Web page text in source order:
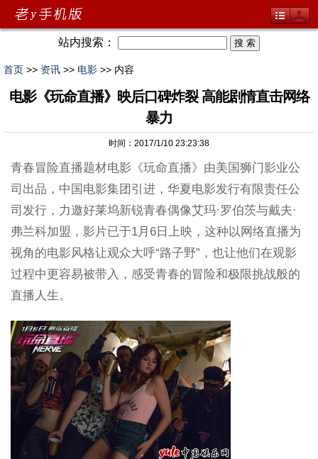
站内搜索：
首页 >> 资讯 >> 电影 >> 内容
电影《玩命直播》映后口碑炸裂 高能剧情直击网络
暴力
时间：2017/1/10 23:23:38
青春冒险直播题材电影《玩命直播》由美国狮门影业公
司出品，中国电影集团引进，华夏电影发行有限责任公
司发行，力邀好莱坞新锐青春偶像艾玛·罗伯茨与戴夫·
弗兰科加盟，影片已于1月6日上映，这种以网络直播为
视角的电影风格让观众大呼“路子野”，也让他们在观影
过程中更容易被带入，感受青春的冒险和极限挑战般的
直播人生。